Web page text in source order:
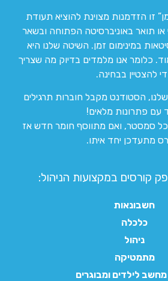
זו הזדמנות מצוינת להוציא תעודת
תואר באוניברסיטה הפתוחה ובשאר
במינימום זמן. השיטה שלנו היא
כלומר אנו מלמדים בדיוק מה שצריך
להצטיין בבחינה.
שלנו, הסטודנט מקבל חוברות תרגילים
עם פתרונות מלאים!
סמסטר, ואם מתווסף חומר חדש אז
מתעדכן יחד איתו.
קורסים במקצועות הניהול:
חשבונאות
כלכלה
ניהול
מתמטיקה
לילדים ומבוגרים